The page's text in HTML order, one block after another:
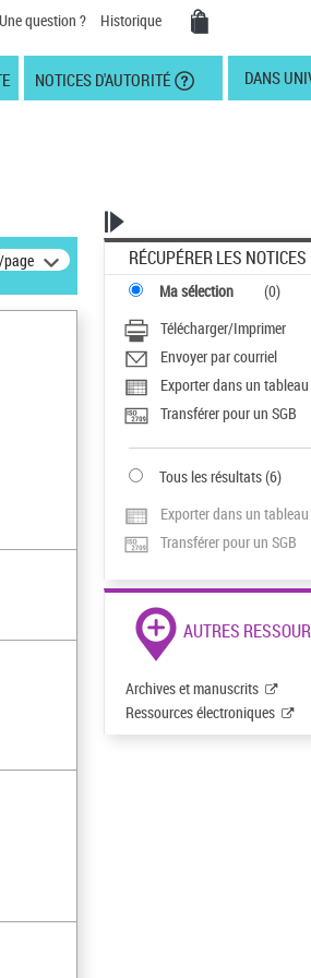
Une question ? Historique
NOTICES D'AUTORITÉ DANS
RÉCUPÉRER LES NOTICES
Ma sélection (0)
Télécharger/Imprimer
Envoyer par courriel
Exporter dans un tableau
Transférer pour un SGB
Tous les résultats(6)
Exporter dans un tableau
Transférer pour un SGB
AUTRES
Archives et manuscrits
Ressources électroniques